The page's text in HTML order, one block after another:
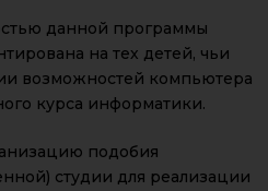
данной программы
на тех детей, чьи
возможностей компьютера
курса информатики.
подобия
студии для реализации